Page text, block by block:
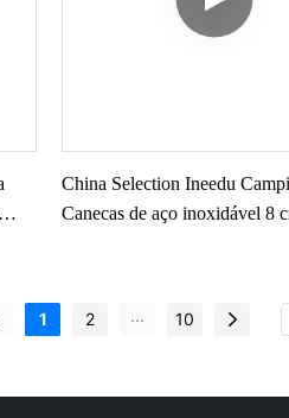
China Selection Ineedu
Canecas de aço inoxidável 8
1 2 ... 10